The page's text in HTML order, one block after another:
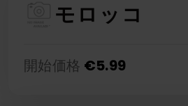
モロッコ
開始価格 €5.99